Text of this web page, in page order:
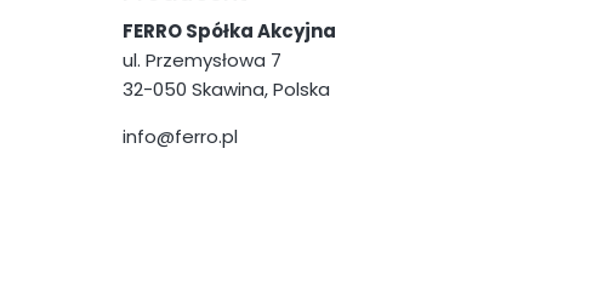
FERRO Spółka Akcyjna
ul. Przemysłowa 7
32-050 Skawina, Polska
info@ferro.pl